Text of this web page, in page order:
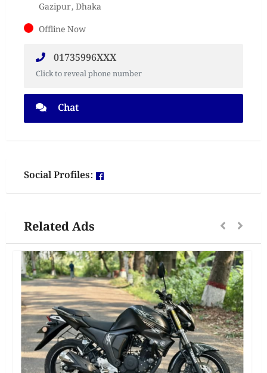
Gazipur, Dhaka
Offline Now
01735996XXX
Click to reveal phone number
Chat
Social Profiles:
Related Ads